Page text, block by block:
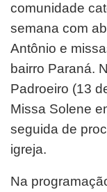
comunidade
semana com
Antônio e
bairro Paraná.
Padroeiro (13
Missa Solene
seguida de
igreja.
Na